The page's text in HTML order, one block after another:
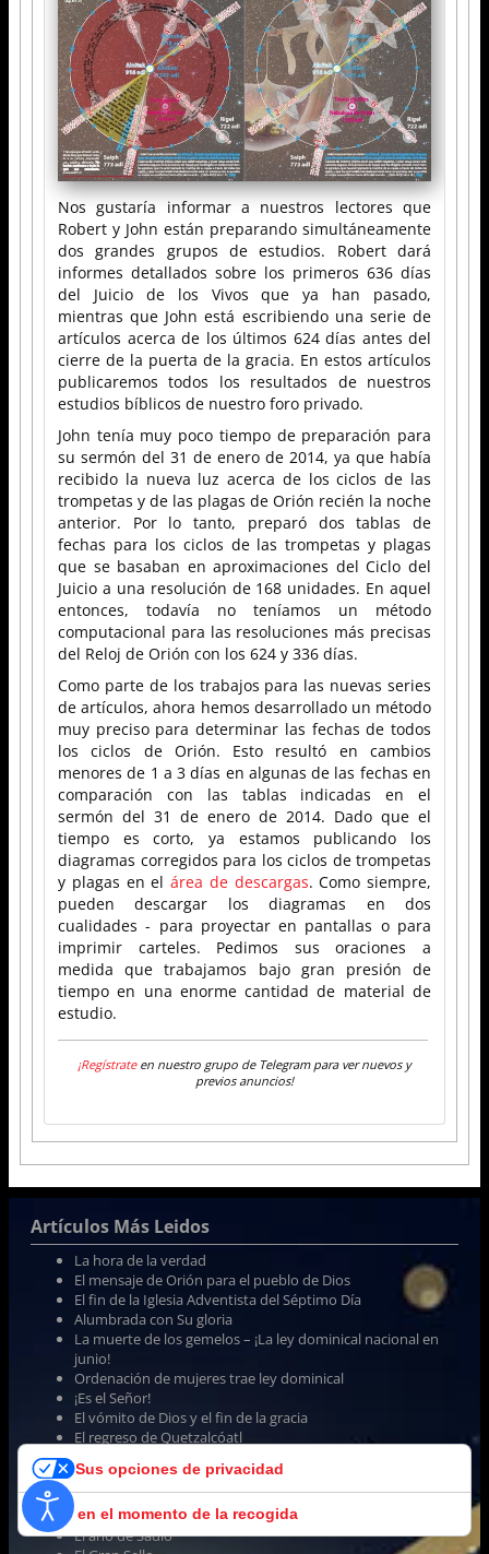
Nos gustaría informar a nuestros lectores que
Robert y John están preparando simultáneamente
dos grandes grupos de estudios. Robert dará
informes detallados sobre los primeros 636 días
del Juicio de los Vivos que ya han pasado,
mientras que John está escribiendo una serie de
artículos acerca de los últimos 624 días antes del
cierre de la puerta de la gracia. En estos artículos
publicaremos todos los resultados de nuestros
estudios bíblicos de nuestro foro privado.
John tenía muy poco tiempo de preparación para
su sermón del 31 de enero de 2014, ya que había
recibido la nueva luz acerca de los ciclos de las
trompetas y de las plagas de Orión recién la noche
anterior. Por lo tanto, preparó dos tablas de
fechas para los ciclos de las trompetas y plagas
que se basaban en aproximaciones del Ciclo del
Juicio a una resolución de 168 unidades. En aquel
entonces, todavía no teníamos un método
computacional para las resoluciones más precisas
del Reloj de Orión con los 624 y 336 días.
Como parte de los trabajos para las nuevas series
de artículos, ahora hemos desarrollado un método
muy preciso para determinar las fechas de todos
los ciclos de Orión. Esto resultó en cambios
menores de 1 a 3 días en algunas de las fechas en
comparación con las tablas indicadas en el
sermón del 31 de enero de 2014. Dado que el
tiempo es corto, ya estamos publicando los
diagramas corregidos para los ciclos de trompetas
y plagas en el área de descargas. Como siempre,
pueden descargar los diagramas en dos
cualidades - para proyectar en pantallas o para
imprimir carteles. Pedimos sus oraciones a
medida que trabajamos bajo gran presión de
tiempo en una enorme cantidad de material de
estudio.
¡Regístrateen nuestro grupo de Telegram para ver nuevos y
previos anuncios!
Artículos Más Leidos
La hora de la verdad
El mensaje de Orión para el pueblo de Dios
El fin de la Iglesia Adventista del Séptimo Día
Alumbrada con Su gloria
La muerte de los gemelos – ¡La ley dominical nacional en
junio!
Ordenación de mujeres trae ley dominical
¡Es el Señor!
El vómito de Dios y el fin de la gracia
El regreso de Quetzalcóatl
Los 1290 días de Daniel 12
La mentira del sábado lunar
El sueño del segundo Miller
El año de Saulo
Sus opciones de privacidad
Aviso en el momento de la recogida